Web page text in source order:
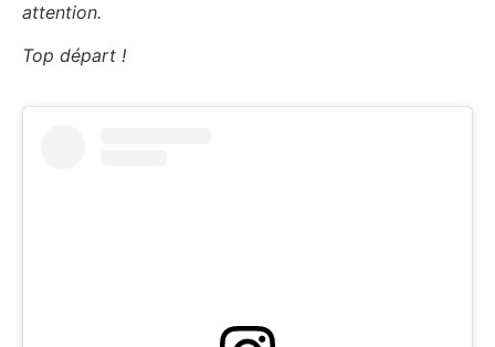
attention.
Top départ !